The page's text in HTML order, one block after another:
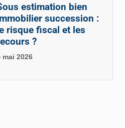
estimation bien
succession :
risque fiscal et les
?
mai 2026